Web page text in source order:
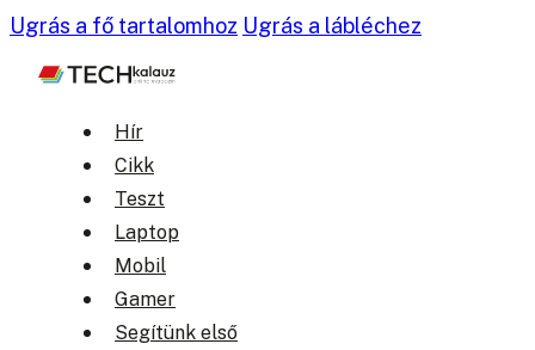
Ugrás a fő tartalomhoz Ugrás a lábléchez
Hír
Cikk
Teszt
Laptop
Mobil
Gamer
Segítünk első